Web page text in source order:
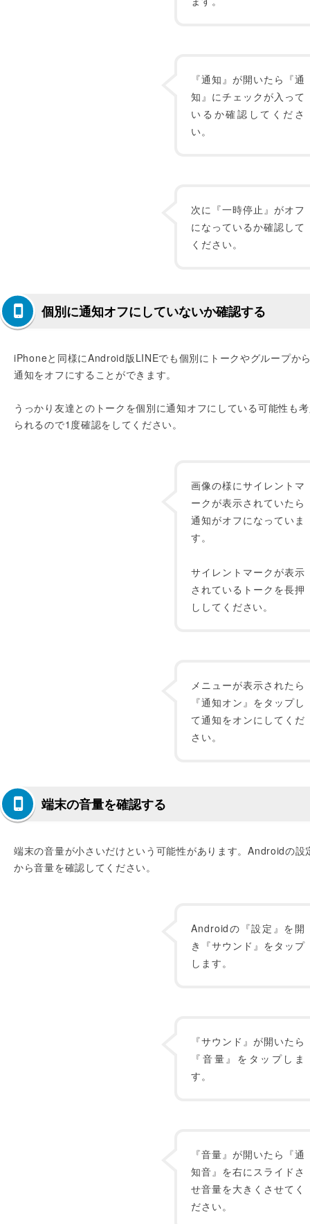
『通知』が開いたら『通
知』にチェックが入って
いるか確認してくださ
い。
次に『一時停止』がオフ
になっているか確認して
ください。
個別に通知オフにしていないか確認する
iPhoneと同様にAndroid版LINEでも個別にトークやグループか
通知をオフにすることができます。
うっかり友達とのトークを個別に通知オフにしている可能性も
られるので1度確認をしてください。
画像の様にサイレントマ
ークが表示されていたら
通知がオフになっていま
す。
サイレントマークが表示
されているトークを長押
ししてください。
メニューが表示されたら
『通知オン』をタップし
て通知をオンにしてくだ
さい。
端末の音量を確認する
端末の音量が小さいだけという可能性があります。Androidの設
から音量を確認してください。
Androidの『設定』を開
き『サウンド』をタップ
します。
『サウンド』が開いたら
『音量』をタップしま
す。
『音量』が開いたら『通
知音』を右にスライドさ
せ音量を大きくさせてく
ださい。